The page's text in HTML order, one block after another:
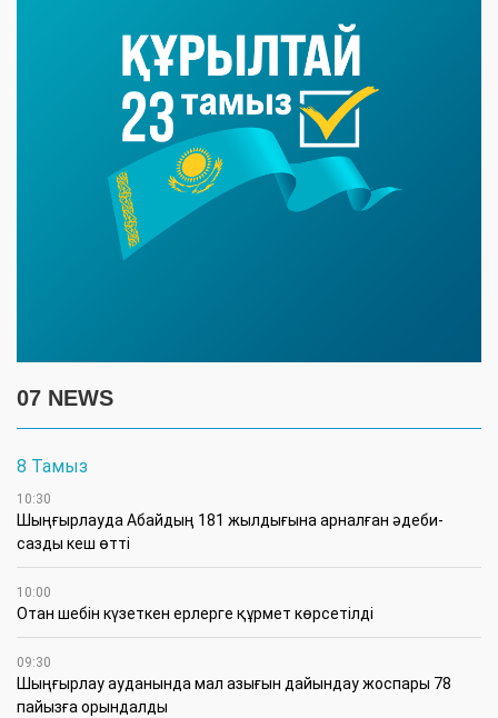
07 NEWS
8 Тамыз
10:30
Шыңғырлауда Абайдың 181 жылдығына арналған әдеби-
сазды кеш өтті
10:00
Отан шебін күзеткен ерлерге құрмет көрсетілді
09:30
​Шыңғырлау ауданында мал азығын дайындау жоспары 78
пайызға орындалды